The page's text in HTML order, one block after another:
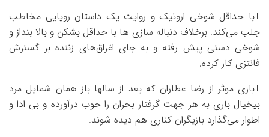
+با حداقل شوخی اروتیک و روایت یک داستان رویایی مخاطب
جلب می‌کند. برخلاف دنباله سازی ها با حداقل بشکن و بالا بنداز و
شوخی دستی پیش رفته و به جای اغراق‌های زننده بر گسترش
فانتزی کار کرده.
+بازی موثر از رضا عطاران که بعد از سالها باز همان شمایل مرد
بیخیال باری به هر جهت گرفتار بحران را خوب درآورده و بی ادا و
اطوار می‌گذارد بازیگران کناری هم دیده شوند.